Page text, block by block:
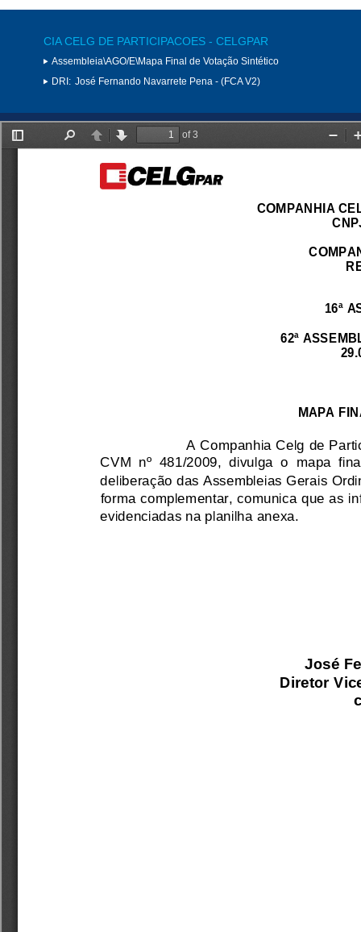
CIA CELG DE PARTICIPACOES - CELGPAR
Assembleia\AGO/E\Mapa Final de Votação Sintético
DRI: José Fernando Navarrete Pena - (FCA V2)